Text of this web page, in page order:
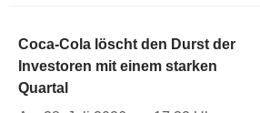
Coca-Cola löscht den Durst der
Investoren mit einem starken
Quartal